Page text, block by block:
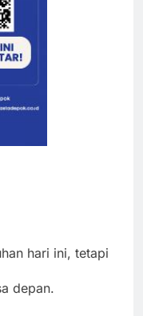
hari ini, tetapi
depan.